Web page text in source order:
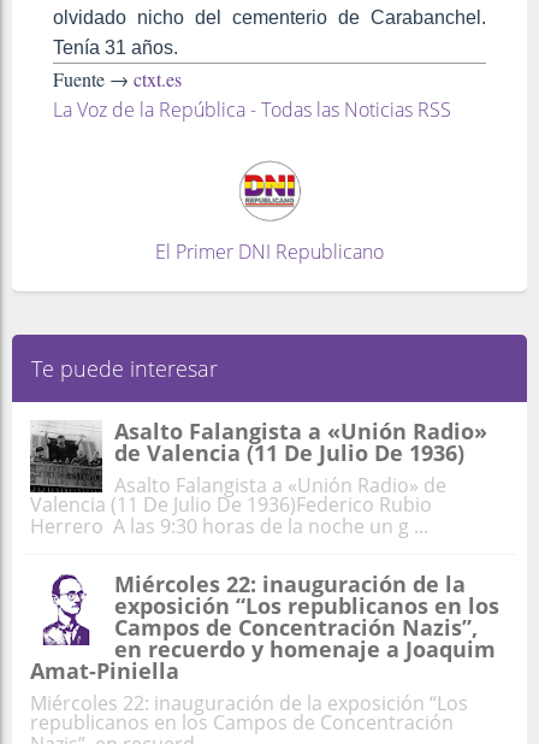
olvidado nicho del cementerio de Carabanchel.
Tenía 31 años.
Fuente → ctxt.es
La Voz de la República - Todas las Noticias RSS
El Primer DNI Republicano
Te puede interesar
Asalto Falangista a «Unión Radio»
de Valencia (11 De Julio De 1936)
Asalto Falangista a «Unión Radio» de
Valencia (11 De Julio De 1936)Federico Rubio
Herrero A las 9:30 horas de la noche un g ...
Miércoles 22: inauguración de la
exposición “Los republicanos en los
Campos de Concentración Nazis”,
en recuerdo y homenaje a Joaquim
Amat-Piniella
Miércoles 22: inauguración de la exposición “Los
republicanos en los Campos de Concentración